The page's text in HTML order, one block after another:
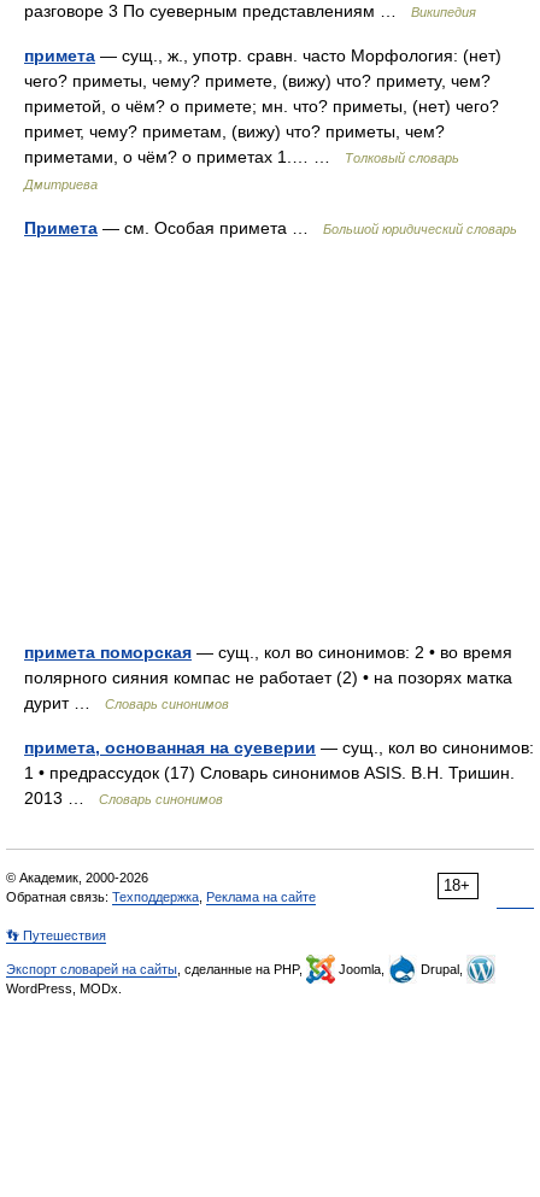
разговоре 3 По суеверным представлениям …
Википедия
примета — сущ., ж., употр. сравн. часто Морфология: (нет)
чего? приметы, чему? примете, (вижу) что? примету, чем?
приметой, о чём? о примете; мн. что? приметы, (нет) чего?
примет, чему? приметам, (вижу) что? приметы, чем?
приметами, о чём? о приметах 1.… …
Толковый словарь
Дмитриева
Примета — см. Особая примета … Большой юридический словарь
примета поморская — сущ., кол во синонимов: 2 • во время
полярного сияния компас не работает (2) • на позорях матка
дурит …
Словарь синонимов
примета, основанная на суеверии — сущ., кол во синонимов:
1 • предрассудок (17) Словарь синонимов ASIS. В.Н. Тришин.
2013 …
Словарь синонимов
18+
© Академик, 2000-2026
Обратная связь: Техподдержка Реклама на сайте
👣 Путешествия
Экспорт словарей на сайты , сделанные на PHP, Joomla,
Drupal,
WordPress, MODx.